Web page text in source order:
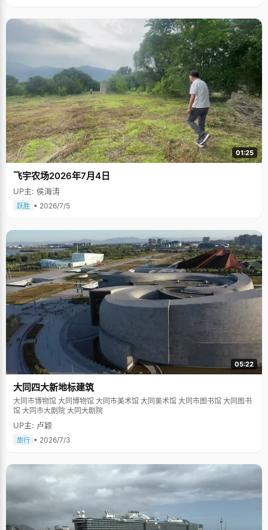
01:25
飞宇农场2026年7月4日
UP主: 侯海涛
跃胜 • 2026/7/5
05:22
大同四大新地标建筑
大同市博物馆 大同博物馆 大同市美术馆 大同美术馆 大同市图书馆 大同图书
馆 大同市大剧院 大同大剧院
UP主: 卢颖
旅行 • 2026/7/3